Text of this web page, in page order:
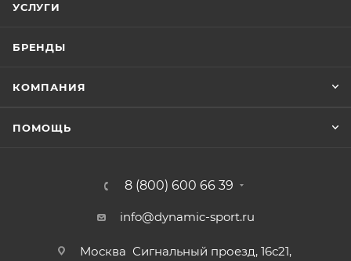
УСЛУГИ
БРЕНДЫ
КОМПАНИЯ
ПОМОЩЬ
8 (800) 600 66 39
info@dynamic-sport.ru
Москва Сигнальный проезд, 16с21,